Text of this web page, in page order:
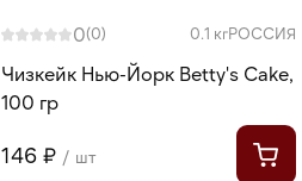
0(0) 0.1 кгРОССИЯ
Чизкейк Нью-Йорк Betty's Cake,
100 гр
146 ₽ / шт